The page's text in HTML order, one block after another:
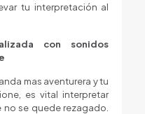
tu interpretación al
con sonidos
mas aventurera y tu
es vital interpretar
se quede rezagado.